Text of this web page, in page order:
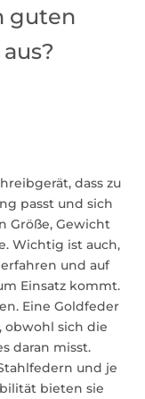
guten
dass zu
passt und sich
Größe, Gewicht
Wichtig ist auch,
und auf
Einsatz kommt.
Eine Goldfeder
sich die
daran misst.
und je
bieten sie